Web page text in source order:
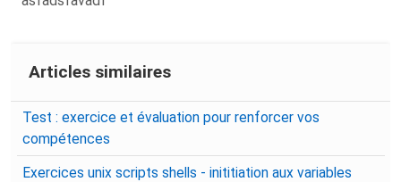
Articles similaires
Test : exercice et évaluation pour renforcer vos
compétences
Exercices unix scripts shells - inititiation aux variables